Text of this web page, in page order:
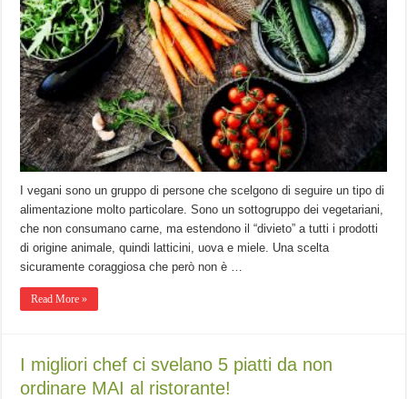
I vegani sono un gruppo di persone che scelgono di seguire un tipo di
alimentazione molto particolare. Sono un sottogruppo dei vegetariani,
che non consumano carne, ma estendono il “divieto” a tutti i prodotti
di origine animale, quindi latticini, uova e miele. Una scelta
sicuramente coraggiosa che però non è …
Read More »
I migliori chef ci svelano 5 piatti da non
ordinare MAI al ristorante!